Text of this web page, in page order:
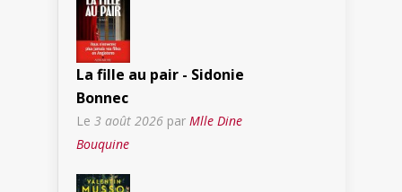
La fille au pair - Sidonie
Bonnec
Le 3 août 2026 par Mlle Dine
Bouquine